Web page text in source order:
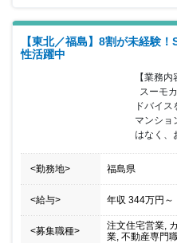
【東北／福島】8割が未経験
性活躍中
【業務内
ドバイ
マンショ
はなく、
<勤務地> 福島県
<給与> 年収 344万円 ～
<募集職種>
注文住宅営業,
業, 不動産専門